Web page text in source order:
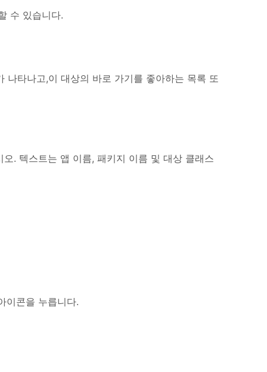
수 있습니다.
타나고,이 대상의 바로 가기를 좋아하는 목록 또
. 텍스트는 앱 이름, 패키지 이름 및 대상 클래스
이콘을 누릅니다.